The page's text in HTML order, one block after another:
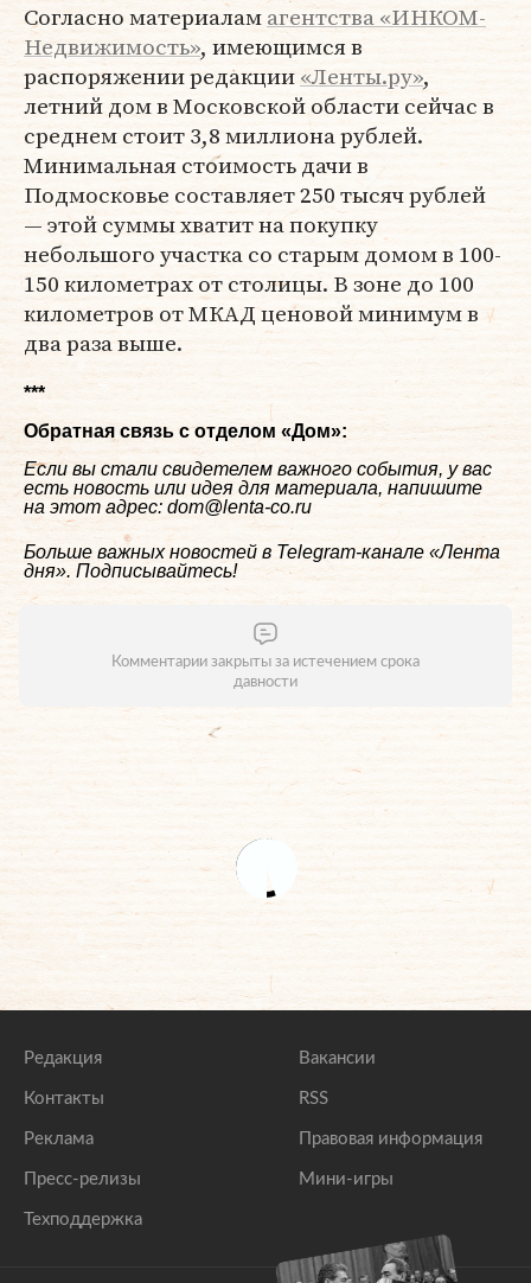
Согласно материаламагентства «ИНКОМ-
Недвижимость», имеющимся в
распоряжении редакции«Ленты.ру»,
летний дом в Московской области сейчас в
среднем стоит 3,8 миллиона рублей.
Минимальная стоимость дачи в
Подмосковье составляет 250 тысяч рублей
— этой суммы хватит на покупку
небольшого участка со старым домом в 100-
150 километрах от столицы. В зоне до 100
километров от МКАД ценовой минимум в
два раза выше.
***
Обратная связь с отделом «Дом»:
Если вы стали свидетелем важного события, у вас
есть новость или идея для материала, напишите
на этот адрес: dom@lenta-co.ru
Больше важных новостей в Telegram-канале«Лента
дня». Подписывайтесь!
Комментарии закрыты за истечением срока
давности
Редакция
Контакты
Реклама
Пресс-релизы
Техподдержка
Вакансии
RSS
Правовая информация
Мини-игры